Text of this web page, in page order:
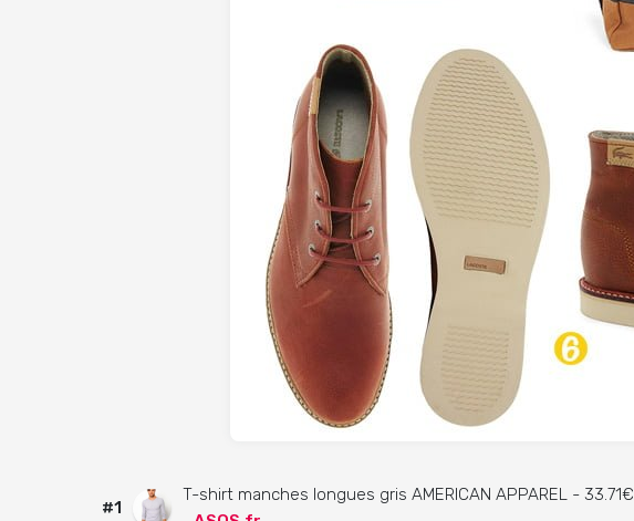
#1
T-shirt manches longues gris AMERICAN APPAREL - 33.71€